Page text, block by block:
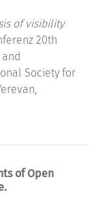
of visibility
20th
Society for
of Open